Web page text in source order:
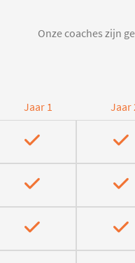
Onze coaches zijn
Jaar 1 Jaar